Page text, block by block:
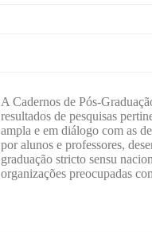
A Cadernos de Pós-
resultados de pesquisas
ampla e em diálogo com as
por alunos e professores,
graduação stricto sensu
organizações preocupadas